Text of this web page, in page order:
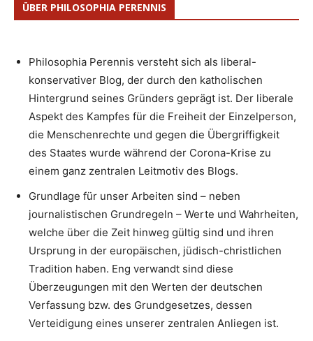
ÜBER PHILOSOPHIA PERENNIS
Philosophia Perennis versteht sich als liberal-
konservativer Blog, der durch den katholischen
Hintergrund seines Gründers geprägt ist. Der liberale
Aspekt des Kampfes für die Freiheit der Einzelperson,
die Menschenrechte und gegen die Übergriffigkeit
des Staates wurde während der Corona-Krise zu
einem ganz zentralen Leitmotiv des Blogs.
Grundlage für unser Arbeiten sind – neben
journalistischen Grundregeln – Werte und Wahrheiten,
welche über die Zeit hinweg gültig sind und ihren
Ursprung in der europäischen, jüdisch-christlichen
Tradition haben. Eng verwandt sind diese
Überzeugungen mit den Werten der deutschen
Verfassung bzw. des Grundgesetzes, dessen
Verteidigung eines unserer zentralen Anliegen ist.